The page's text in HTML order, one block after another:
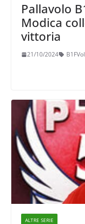
Pallavolo
Modica
vittoria
21/10/2024
ALTRE SERIE